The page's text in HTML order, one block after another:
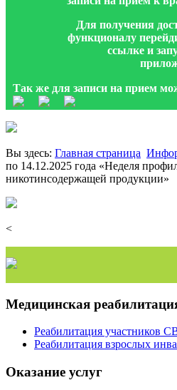
Для получения
функционалу
ссылке и
Так же для записи на прием
Вы здесь: Главная страница
по 14.12.2025 года «Неделя
никотинсодержащей продукции»
<
Медицинская
Реабилитация участников
Реабилитация взрослых
Оказание услуг